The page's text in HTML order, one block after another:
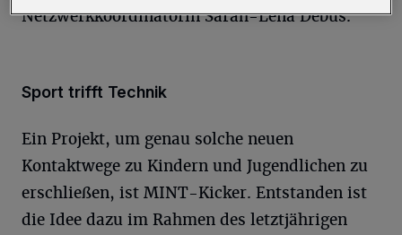
Netzwerkkoordinatorin Sarah-Lena Debus.
Sport trifft Technik
Ein Projekt, um genau solche neuen
Kontaktwege zu Kindern und Jugendlichen zu
erschließen, ist MINT-Kicker. Entstanden ist
die Idee dazu im Rahmen des letztjährigen